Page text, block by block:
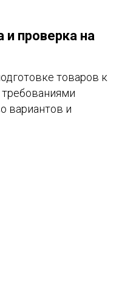
и проверка на
товаров к
требованиями
вариантов и